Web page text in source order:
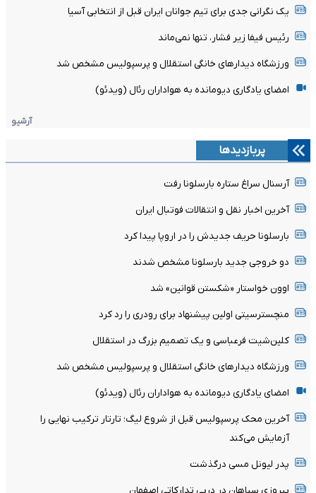
یک نگرانی جدی برای تیم جوانان ایران قبل از انتخابی آسیا
رئیس فیفا زیر فشار، تنها نمی‌ماند
ورزشگاه دیدارهای خانگی استقلال و پرسپولیس مشخص شد
امضای یادگاری دیومانده به هواداران رئال (ویدئو)
آرشیو
پربازدیدها
آرسنال سراغ ستاره بارسلونا رفت
آخرین اخبار نقل و انتقالات فوتبال ایران
بارسلونا حریف جدیدش را در اروپا پیدا کرد
دو خروجی جدید بارسلونا مشخص شدند
اوون خواستار «شکستن قوانین» شد
منچسترسیتی اولین پیشنهاد برای رودری را رد کرد
کلین‌شیت فرعباسی و یک تصمیم بزرگ در استقلال
ورزشگاه دیدارهای خانگی استقلال و پرسپولیس مشخص شد
امضای یادگاری دیومانده به هواداران رئال (ویدئو)
آخرین محک پرسپولیس قبل از شروع لیگ؛ تارتار ترکیب نهایی را
آزمایش می‌کند
پدر لیونل مسی درگذشت